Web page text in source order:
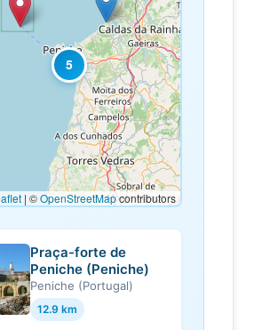
de Peniche, é constituído
ilhas, das quais...
do
São João
sentinela de
guardiã da
oliraf.com
metade do século XVI,
Dom Luís de Ataíde,
de Atouguia, escrevia uma
rei [D.Sebasti...
An
Fortress in
of
Portugal
sumfinity.com
of São João Baptista
5
| ©OpenStreetMapcontributors
Praça-forte de
Peniche (Peniche)
Peniche (Portugal)
12.9 km